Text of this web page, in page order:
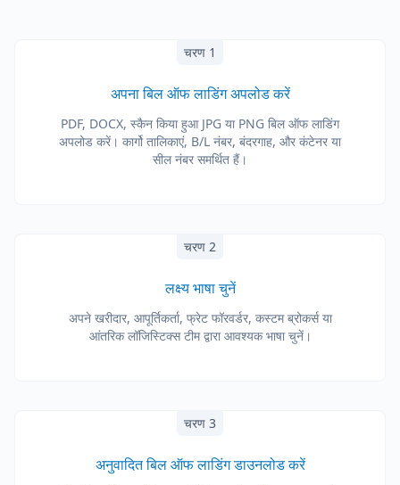
चरण 1
अपना बिल ऑफ लाडिंग अपलोड करें
PDF, DOCX, स्कैन किया हुआ JPG या PNG बिल ऑफ लाडिंग
अपलोड करें। कार्गो तालिकाएं, B/L नंबर, बंदरगाह, और कंटेनर या
सील नंबर समर्थित हैं।
चरण 2
लक्ष्य भाषा चुनें
अपने खरीदार, आपूर्तिकर्ता, फ्रेट फॉरवर्डर, कस्टम ब्रोकर्स या
आंतरिक लॉजिस्टिक्स टीम द्वारा आवश्यक भाषा चुनें।
चरण 3
अनुवादित बिल ऑफ लाडिंग डाउनलोड करें